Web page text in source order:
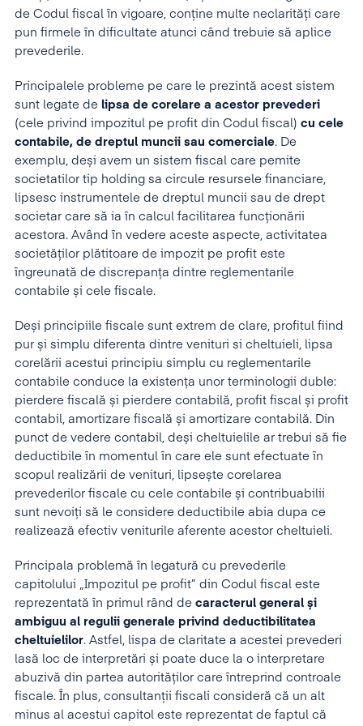
de Codul fiscal în vigoare, conține multe neclarități care
pun firmele în dificultate atunci când trebuie să aplice
prevederile.
Principalele probleme pe care le prezintă acest sistem
sunt legate de lipsa de corelare a acestor prevederi
(cele privind impozitul pe profit din Codul fiscal) cu cele
contabile, de dreptul muncii sau comerciale. De
exemplu, deși avem un sistem fiscal care pemite
societatilor tip holding sa circule resursele financiare,
lipsesc instrumentele de dreptul muncii sau de drept
societar care să ia în calcul facilitarea funcționării
acestora. Având în vedere aceste aspecte, activitatea
societăților plătitoare de impozit pe profit este
îngreunată de discrepanța dintre reglementarile
contabile și cele fiscale.
Deși principiile fiscale sunt extrem de clare, profitul fiind
pur și simplu diferenta dintre venituri si cheltuieli, lipsa
corelării acestui principiu simplu cu reglementarile
contabile conduce la existența unor terminologii duble:
pierdere fiscală și pierdere contabilă, profit fiscal și profit
contabil, amortizare fiscală și amortizare contabilă. Din
punct de vedere contabil, deși cheltuielile ar trebui să fie
deductibile în momentul în care ele sunt efectuate în
scopul realizării de venituri, lipsește corelarea
prevederilor fiscale cu cele contabile și contribuabilii
sunt nevoiți să le considere deductibile abia dupa ce
realizează efectiv veniturile aferente acestor cheltuieli.
Principala problemă în legatură cu prevederile
capitolului „Impozitul pe profit” din Codul fiscal este
reprezentată în primul rând de caracterul general și
ambiguu al regulii generale privind deductibilitatea
cheltuielilor. Astfel, lispa de claritate a acestei prevederi
lasă loc de interpretări și poate duce la o interpretare
abuzivă din partea autorităților care întreprind controale
fiscale. În plus, consultanții fiscali consideră că un alt
minus al acestui capitol este reprezentat de faptul că